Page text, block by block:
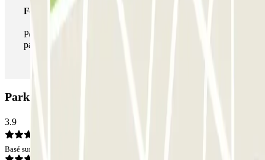
Forfait illimité
Pendant votre séjour, vous pouvez entrer et sortir du
parking aussi souvent que vous le souhaitez.
Parking SABA Riera de Sant Vicenç: Avis
3.9
Basé sur 14 avis